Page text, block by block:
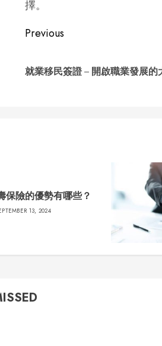
擇。
Continue
Previous
就業移民簽證 – 開啟職業發展的
保險的優勢有哪些？
13, 2024